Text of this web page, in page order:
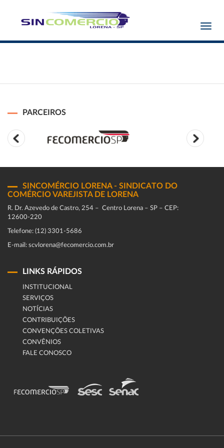
PARCEIROS
SINCOMÉRCIO LORENA - SINDICATO DO
COMÉRCIO VAREJISTA DE LORENA
R. Dr. Azevedo de Castro, 254 – Centro Lorena – SP – CEP:
12600-220
Telefone: (12) 3301-5686
E-mail: scvlorena@fecomercio.com.br
LINKS RÁPIDOS
INSTITUCIONAL
SERVIÇOS
NOTÍCIAS
CONTRIBUIÇÕES
CONVENÇÕES COLETIVAS
CONVÊNIOS
FALE CONOSCO